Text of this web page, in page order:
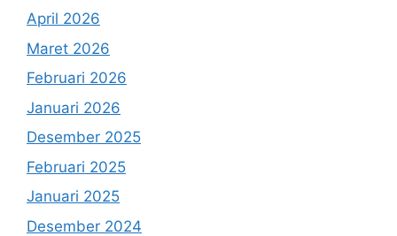
April 2026
Maret 2026
Februari 2026
Januari 2026
Desember 2025
Februari 2025
Januari 2025
Desember 2024